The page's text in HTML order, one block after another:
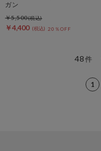
ガン
￥4,400 20％OFF
￥5,500
48件
1